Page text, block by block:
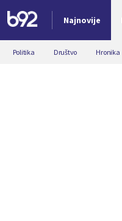
Najnovije
Nova vest
Politika Društvo Hronika